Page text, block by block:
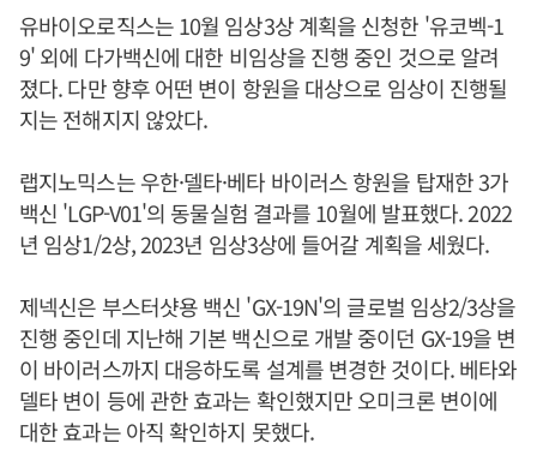
유바이오로직스는 10월 임상3상 계획을 신청한 '유코벡-1
9' 외에 다가백신에 대한 비임상을 진행 중인 것으로 알려
졌다. 다만 향후 어떤 변이 항원을 대상으로 임상이 진행될
지는 전해지지 않았다.
랩지노믹스는 우한·델타·베타 바이러스 항원을 탑재한 3가
백신 'LGP-V01'의 동물실험 결과를 10월에 발표했다. 2022
년 임상1/2상, 2023년 임상3상에 들어갈 계획을 세웠다.
제넥신은 부스터샷용 백신 'GX-19N'의 글로벌 임상2/3상을
진행 중인데 지난해 기본 백신으로 개발 중이던 GX-19을 변
이 바이러스까지 대응하도록 설계를 변경한 것이다. 베타와
델타 변이 등에 관한 효과는 확인했지만 오미크론 변이에
대한 효과는 아직 확인하지 못했다.